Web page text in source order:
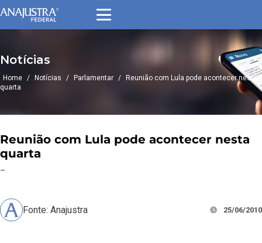
Notícias
Home / Notícias / Parlamentar /
Reunião com Lula pode acontecer nesta
quarta
Reunião com Lula pode acontecer nesta
quarta
–
Fonte: Anajustra 25/06/2010